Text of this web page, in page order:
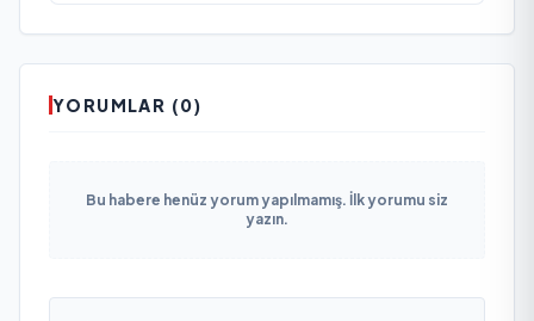
YORUMLAR (0)
Bu habere henüz yorum yapılmamış. İlk yorumu siz
yazın.